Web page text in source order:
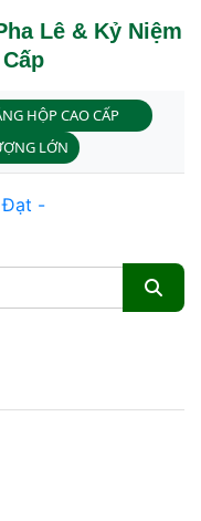
Lê & Kỷ Niệm
HỘP CAO CẤP
LỚN